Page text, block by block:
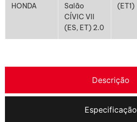
HONDA
Salão
CÍVIC VII
(ES, ET) 2.0
(ET1)
Descrição
Especificação